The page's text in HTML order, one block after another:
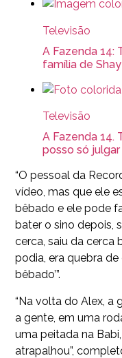
Televisão
A Fazenda 14:
família de Shay
Televisão
A Fazenda 14.
posso só julgar
“O pessoal da
vídeo, mas que ele
bêbado e ele pode
bater o sino depois,
cerca, saiu da cerca
podia, era quebra
bêbado’”.
“Na volta do Alex, a
a gente, em uma
uma peitada na
atrapalhou”,